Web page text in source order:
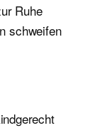
Ruhe
schweifen